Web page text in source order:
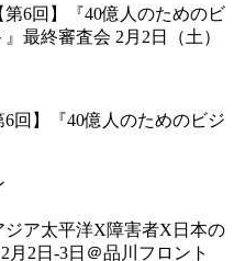
6回】『40億人のためのビジ